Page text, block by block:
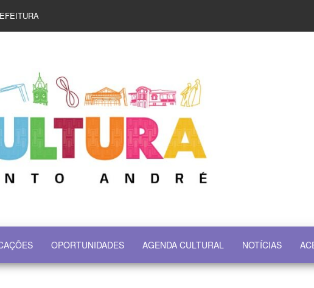
OPORTUNIDADES AGENDA CULTURAL NOTÍCIAS